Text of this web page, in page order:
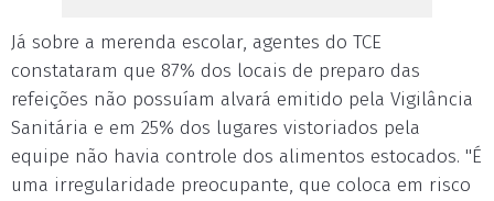
Já sobre a merenda escolar, agentes do TCE
constataram que 87% dos locais de preparo das
refeições não possuíam alvará emitido pela Vigilância
Sanitária e em 25% dos lugares vistoriados pela
equipe não havia controle dos alimentos estocados. "É
uma irregularidade preocupante, que coloca em risco